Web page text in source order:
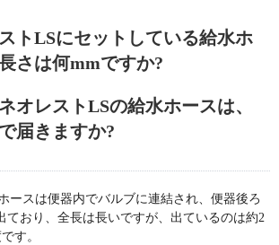
トLSにセットしている給水ホ
さは何mmですか?
オレストLSの給水ホースは、
届きますか?
ースは便器内でバルブに連結され、便器後ろ
ており、全長は長いですが、出ているのは約2
す。